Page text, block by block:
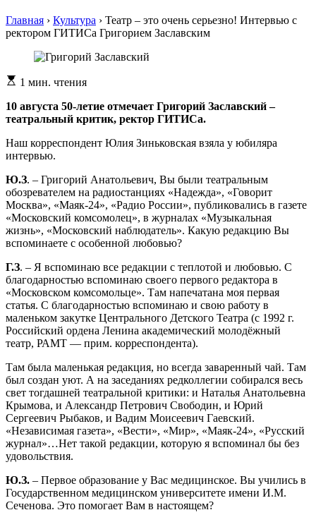
Главная › Культура › Театр – это очень серьезно! Интервью с
ректором ГИТИСа Григорием Заславским
Расчетное
чтения
1 мин. чтения
10 августа 50-летие отмечает Григорий Заславский –
театральный критик, ректор ГИТИСа.
Наш корреспондент Юлия Зиньковская взяла у юбиляра
интервью.
Ю.З. – Григорий Анатольевич, Вы были театральным
обозревателем на радиостанциях «Надежда», «Говорит
Москва», «Маяк-24», «Радио России», публиковались в газете
«Московский комсомолец», в журналах «Музыкальная
жизнь», «Московский наблюдатель». Какую редакцию Вы
вспоминаете с особенной любовью?
Г.З. – Я вспоминаю все редакции с теплотой и любовью. С
благодарностью вспоминаю своего первого редактора в
«Московском комсомольце». Там напечатана моя первая
статья. С благодарностью вспоминаю и свою работу в
маленьком закутке Центрального Детского Театра (с 1992 г.
Российский ордена Ленина академический молодёжный
театр, РАМТ — прим. корреспондента).
Там была маленькая редакция, но всегда заваренный чай. Там
был создан уют. А на заседаниях редколлегии собирался весь
свет тогдашней театральной критики: и Наталья Анатольевна
Крымова, и Александр Петрович Свободин, и Юрий
Сергеевич Рыбаков, и Вадим Моисеевич Гаевский.
«Независимая газета», «Вести», «Мир», «Маяк-24», «Русский
журнал»…Нет такой редакции, которую я вспоминал бы без
удовольствия.
Ю.З. – Первое образование у Вас медицинское. Вы учились в
Государственном медицинском университете имени И.М.
Сеченова. Это помогает Вам в настоящем?